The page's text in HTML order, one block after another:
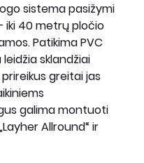
sistema pasižymi
iki 40 metrų pločio
Patikima PVC
sklandžiai
greitai jas
galima montuoti
Allround“ ir